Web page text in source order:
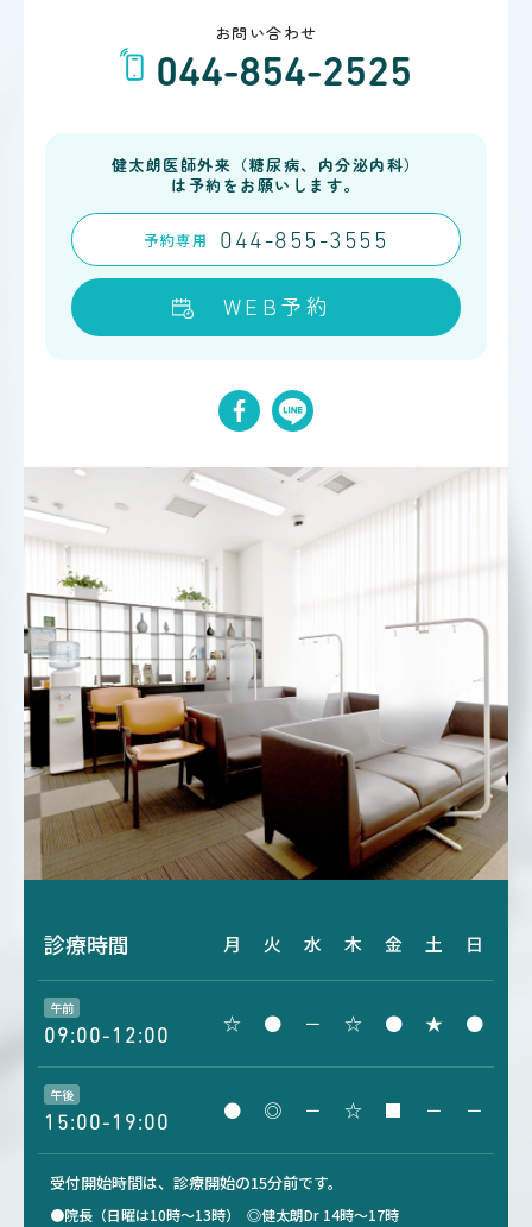
お問い合わせ
044-854-2525
健太朗医師外来（糖尿病、内分泌内科）
は予約をお願いします。
予約専用 044-855-3555
WEB予約
診療時間 月 火 水 木 金 土 日
午前
09:00-12:00
☆ ● － ☆ ● ★ ●
午後
15:00-19:00
● ◎ － ☆ ■ － －
受付開始時間は、診療開始の15分前です。
●院長（日曜は10時～13時） ◎健太朗Dr 14時～17時